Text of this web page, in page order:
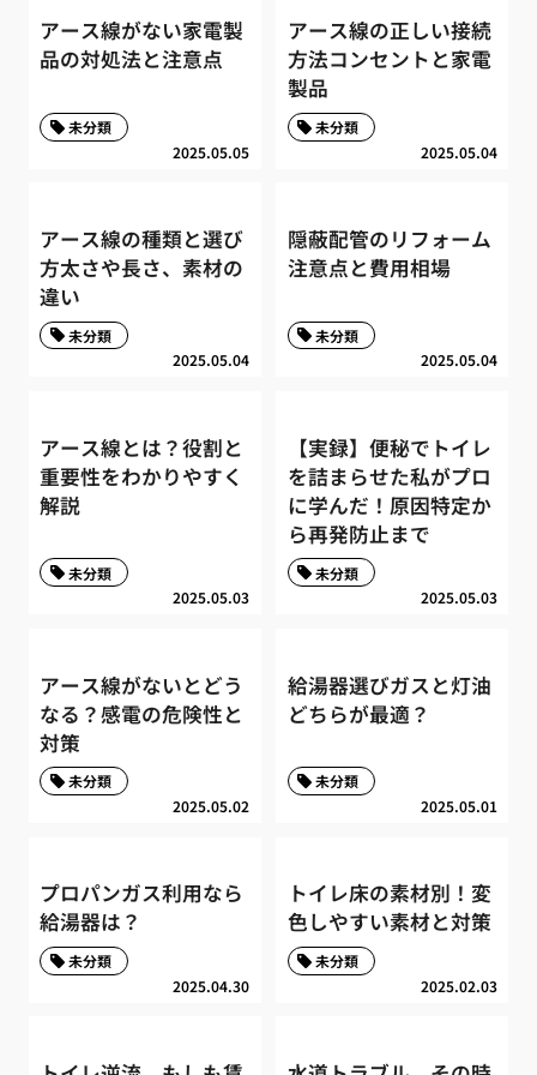
アース線がない家電製
品の対処法と注意点
2025.05.05
未分類
アース線の正しい接続
方法コンセントと家電
製品
2025.05.04
未分類
アース線の種類と選び
方太さや長さ、素材の
違い
2025.05.04
未分類
隠蔽配管のリフォーム
注意点と費用相場
2025.05.04
未分類
アース線とは？役割と
重要性をわかりやすく
解説
2025.05.03
未分類
【実録】便秘でトイレ
を詰まらせた私がプロ
に学んだ！原因特定か
ら再発防止まで
2025.05.03
未分類
アース線がないとどう
なる？感電の危険性と
対策
2025.05.02
未分類
給湯器選びガスと灯油
どちらが最適？
2025.05.01
未分類
プロパンガス利用なら
給湯器は？
2025.04.30
未分類
トイレ床の素材別！変
色しやすい素材と対策
2025.02.03
未分類